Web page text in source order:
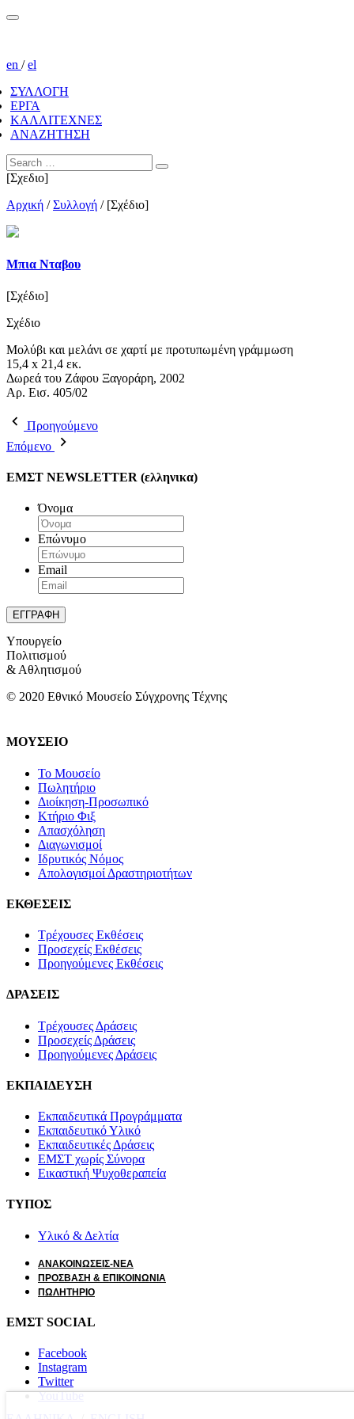
en /el
ΣΥΛΛΟΓΗ
ΕΡΓΑ
ΚΑΛΛΙΤΕΧΝΕΣ
ΑΝΑΖΗΤΗΣΗ
[Σχεδιο]
Αρχική /Συλλογή / [Σχέδιο]
Μπια Νταβου
[Σχέδιο]
Σχέδιο
Μολύβι και μελάνι σε χαρτί με προτυπωμένη γράμμωση
15,4 x 21,4 εκ.
Δωρεά του Ζάφου Ξαγοράρη, 2002
Aρ. Εισ. 405/02
Προηγούμενο
Επόμενο
ΕΜΣΤ NEWSLETTER (ελληνικα)
Όνομα
Επώνυμο
Email
Υπουργείο
Πολιτισμού
& Αθλητισμού
© 2020 Εθνικό Μουσείο Σύγχρονης Τέχνης
ΜΟΥΣΕΙΟ
Το Μουσείο
Πωλητήριο
Διοίκηση-Προσωπικό
Κτήριο Φιξ
Απασχόληση
Διαγωνισμοί
Ιδρυτικός Νόμος
Απολογισμοί Δραστηριοτήτων
ΕΚΘΕΣΕΙΣ
Τρέχουσες Εκθέσεις
Προσεχείς Εκθέσεις
Προηγούμενες Εκθέσεις
ΔΡΑΣΕΙΣ
Τρέχουσες Δράσεις
Προσεχείς Δράσεις
Προηγούμενες Δράσεις
ΕΚΠΑΙΔΕΥΣΗ
Εκπαιδευτικά Προγράμματα
Εκπαιδευτικό Υλικό
Εκπαιδευτικές Δράσεις
ΕΜΣΤ χωρίς Σύνορα
Εικαστική Ψυχοθεραπεία
ΤΥΠΟΣ
Υλικό & Δελτία
ΑΝΑΚΟΙΝΩΣΕΙΣ-ΝΕΑ
ΠΡΟΣΒΑΣΗ & ΕΠΙΚΟΙΝΩΝΙΑ
ΠΩΛΗΤΗΡΙΟ
ΕΜΣΤ SOCIAL
Facebook
Instagram
Twitter
YouTube